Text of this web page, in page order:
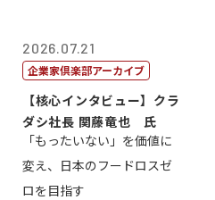
2026.07.21
企業家倶楽部アーカイブ
【核心インタビュー】クラ
ダシ社長 関藤竜也 氏
「もったいない」を価値に
変え、日本のフードロスゼ
ロを目指す